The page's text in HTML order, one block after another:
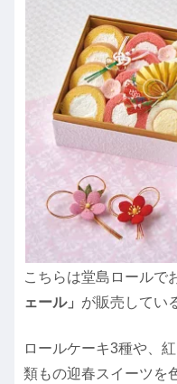
こちらは堂島ロールで
ェール」 が販売してい
ロールケーキ3種や、
類もの迎春スイーツを